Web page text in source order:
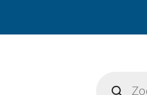
zoeken